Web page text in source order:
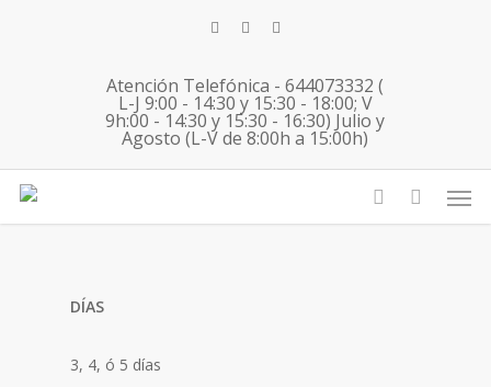
twitterfacebookinstagram
Atención Telefónica - 644073332 (
L-J 9:00 - 14:30 y 15:30 - 18:00; V
9h:00 - 14:30 y 15:30 - 16:30) Julio y
Agosto (L-V de 8:00h a 15:00h)
account
Toledo
DÍAS
3, 4, ó 5 días